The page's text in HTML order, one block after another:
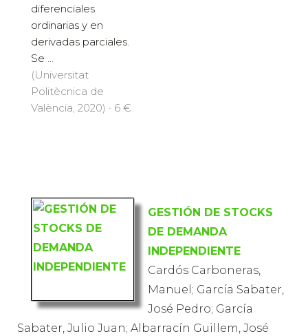
diferenciales
ordinarias y en
derivadas parciales.
Se ...
(Universitat
Politècnica de
València, 2020) · 6 €
GESTIÓN DE STOCKS
DE DEMANDA
INDEPENDIENTE
Cardós Carboneras,
Manuel; García Sabater,
José Pedro; García
Sabater, Julio Juan; Albarracín Guillem, José